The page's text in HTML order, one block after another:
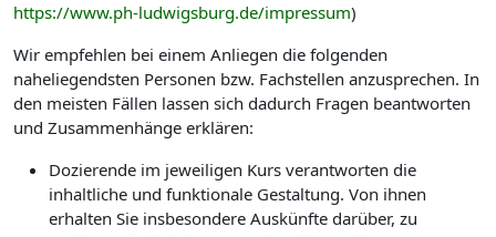
https://www.ph-ludwigsburg.de/impressum)
Wir empfehlen bei einem Anliegen die folgenden
naheliegendsten Personen bzw. Fachstellen anzusprechen. In
den meisten Fällen lassen sich dadurch Fragen beantworten
und Zusammenhänge erklären:
Dozierende im jeweiligen Kurs verantworten die
inhaltliche und funktionale Gestaltung. Von ihnen
erhalten Sie insbesondere Auskünfte darüber, zu